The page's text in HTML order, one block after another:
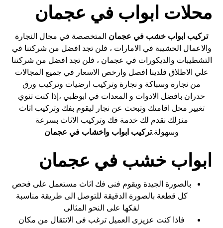
محلات ابواب في عجمان
تركيب ابواب خشب في عجمان المتخصصة في مجال النجارة
والاعمال الخشيبة في الامارات ، فلن تجد افضل من شركتنا في
التشطيبات والديكورات في عجمان ، فلن تجد افضل من شركتنا
علي الاطلاق فلدينا افصل وارخص الاسعار في جميع المجالات
من نجارة وسباكة و نجارة وتركيب ارضيات وتركيب ورق
حدران بافضل الادوات و المعدات في ابوظبي ،إذا كنت تنوي
تغيير محل اقامتك وتبحث عن نجار ليقوم بفك وتركيب اثاث
منزلك نقدم لك خدمة فك وتركيب الاثاث بسرعة
وسهولة.تركيب ابواب واخشاب في عجمان
ابواب خشب في عجمان
بالصورة الجيدة ويقوم فنى فك اثاث مستعمل على فحص
كل قطعة بالصورة الدقيقة للتوصل الى طريقة مناسبة
لفكها على النحو المثالى
فاذا كنت عزيزى العميل ترغب فى الانتقال من مكان